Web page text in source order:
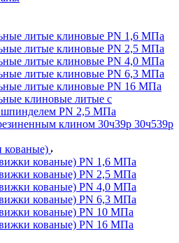
литые клиновые PN 1,6 МПа
литые клиновые PN 2,5 МПа
литые клиновые PN 4,0 МПа
литые клиновые PN 6,3 МПа
литые клиновые PN 16 МПа
клиновые литые с
PN 2,5 МПа
клином 30ч39р 30ч539р
кованые) PN 1,6 МПа
кованые) PN 2,5 МПа
кованые) PN 4,0 МПа
кованые) PN 6,3 МПа
кованые) PN 10 МПа
кованые) PN 16 МПа